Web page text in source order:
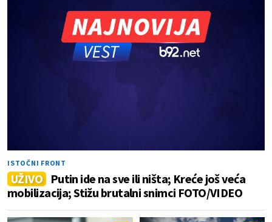
ISTOČNI FRONT
UŽIVO Putin ide na sve ili ništa; Kreće još veća
mobilizacija; Stižu brutalni snimci FOTO/VIDEO